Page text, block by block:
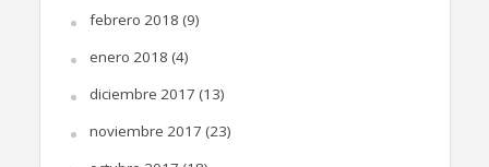
febrero 2018 (9)
enero 2018 (4)
diciembre 2017 (13)
noviembre 2017 (23)